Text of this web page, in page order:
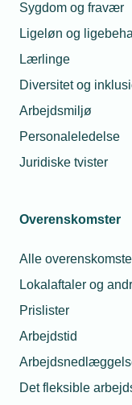
Sygdom og fravær
Ligeløn og
Lærlinge
Diversitet og
Arbejdsmiljø
Personaleledelse
Juridiske tvister
Overenskomster
Alle
Lokalaftaler og
Prislister
Arbejdstid
Det fleksible
E-mail*
Husk mine
Log ind
Du er altid
os.
Så sørger vi
videre.